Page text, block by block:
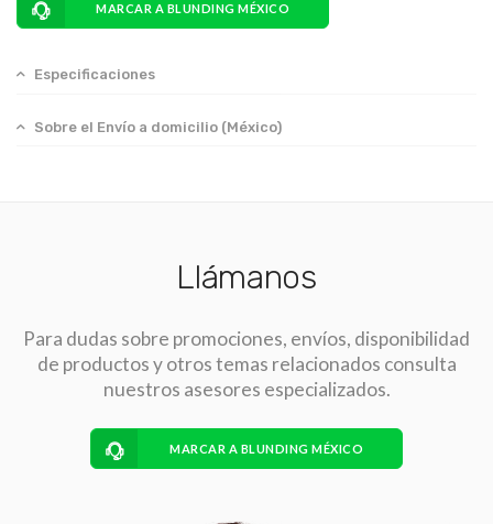
MARCAR A BLUNDING MÉXICO
Especificaciones
Sobre el Envío a domicilio (México)
Llámanos
Para dudas sobre promociones, envíos, disponibilidad
de productos y otros temas relacionados consulta
nuestros asesores especializados.
MARCAR A BLUNDING MÉXICO